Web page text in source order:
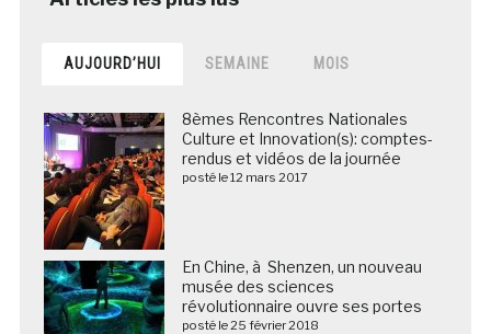
AUJOURD’HUI SEMAINE MOIS
8èmes Rencontres Nationales
Culture et Innovation(s): comptes-
rendus et vidéos de la journée
posté le 12 mars 2017
En Chine, à Shenzen, un nouveau
musée des sciences
révolutionnaire ouvre ses portes
posté le 25 février 2018